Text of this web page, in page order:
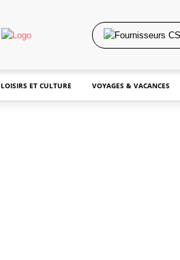
LOISIRS ET CULTURE VOYAGES & VACANCES